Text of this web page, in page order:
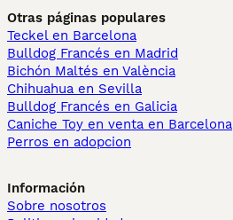
Otras páginas populares
Teckel en Barcelona
Bulldog Francés en Madrid
Bichón Maltés en València
Chihuahua en Sevilla
Bulldog Francés en Galicia
Caniche Toy en venta en Barcelona
Perros en adopcion
Información
Sobre nosotros